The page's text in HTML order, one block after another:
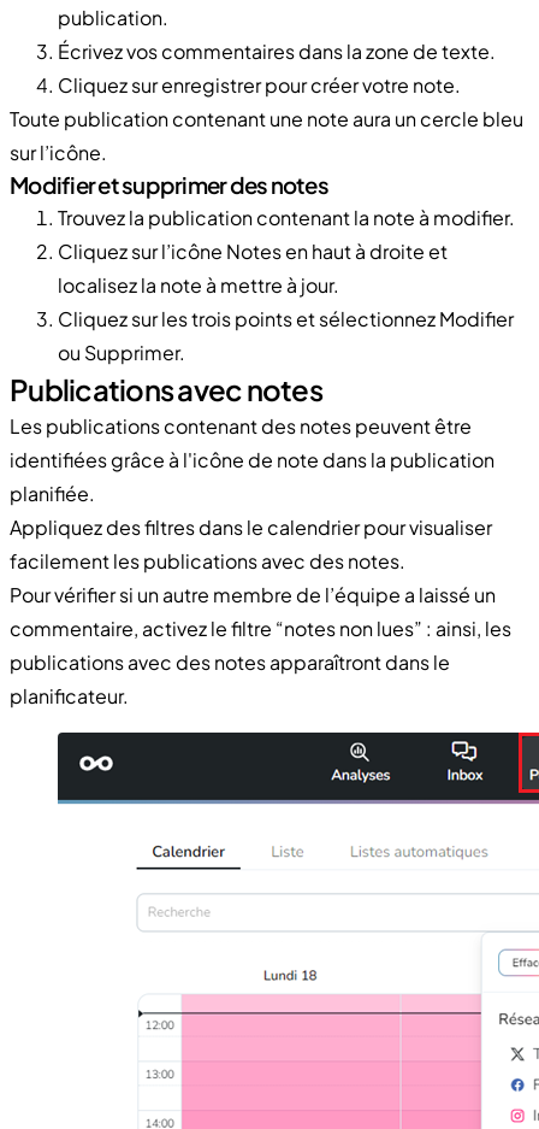
publication.
Écrivez vos commentaires dans la zone de texte.
Cliquez sur enregistrer pour créer votre note.
Toute publication contenant une note aura un cercle bleu
sur l’icône.
Modifier et supprimer des notes
Trouvez la publication contenant la note à modifier.
Cliquez sur l’icône Notes en haut à droite et
localisez la note à mettre à jour.
Cliquez sur les trois points et sélectionnez Modifier
ou Supprimer.
Publications avec notes
Les publications contenant des notes peuvent être
identifiées grâce à l'icône de note dans la publication
planifiée.
Appliquez des filtres dans le calendrier pour visualiser
facilement les publications avec des notes.
Pour vérifier si un autre membre de l’équipe a laissé un
commentaire, activez le filtre “notes non lues” : ainsi, les
publications avec des notes apparaîtront dans le
planificateur.